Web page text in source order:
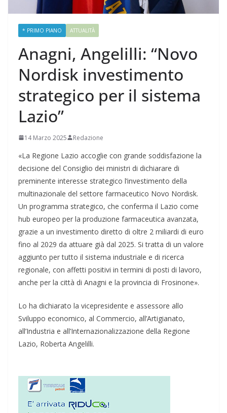
* PRIMO PIANO ATTUALITÀ
Anagni, Angelilli: “Novo
Nordisk investimento
strategico per il sistema
Lazio”
14 Marzo 2025 Redazione
«La Regione Lazio accoglie con grande soddisfazione la
decisione del Consiglio dei ministri di dichiarare di
preminente interesse strategico l’investimento della
multinazionale del settore farmaceutico Novo Nordisk.
Un programma strategico, che conferma il Lazio come
hub europeo per la produzione farmaceutica avanzata,
grazie a un investimento diretto di oltre 2 miliardi di euro
fino al 2029 da attuare già dal 2025. Si tratta di un valore
aggiunto per tutto il sistema industriale e di ricerca
regionale, con affetti positivi in termini di posti di lavoro,
anche per la città di Anagni e la provincia di Frosinone».
Lo ha dichiarato la vicepresidente e assessore allo
Sviluppo economico, al Commercio, all’Artigianato,
all’Industria e all’Internazionalizzazione della Regione
Lazio, Roberta Angelilli.